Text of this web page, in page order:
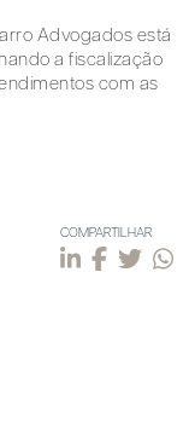
Advogados está
a fiscalização
com as
COMPARTILHAR